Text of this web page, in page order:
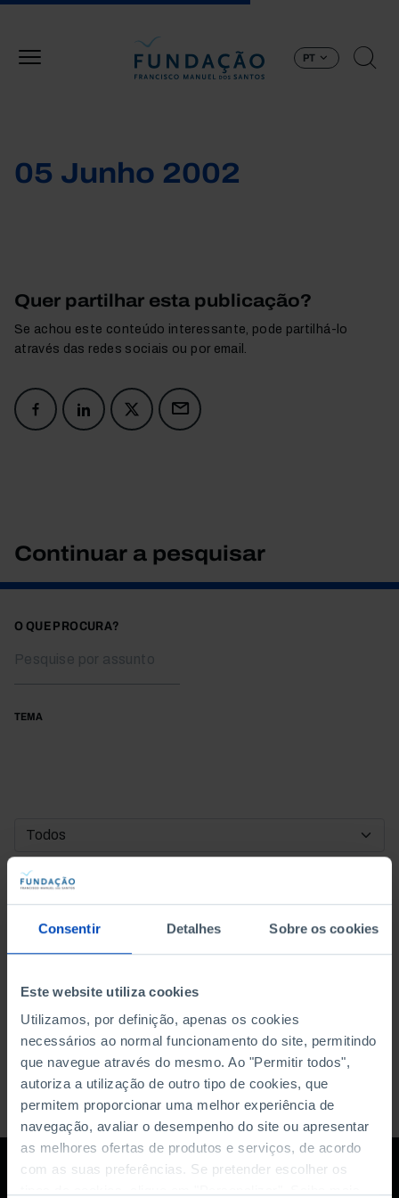
Consentir Detalhes Sobre os cookies
Este website utiliza cookies
Utilizamos, por definição, apenas os cookies
necessários ao normal funcionamento do site, permitindo
que navegue através do mesmo. Ao "Permitir todos",
autoriza a utilização de outro tipo de cookies, que
permitem proporcionar uma melhor experiência de
navegação, avaliar o desempenho do site ou apresentar
as melhores ofertas de produtos e serviços, de acordo
com as suas preferências. Se pretender escolher os
PT
05 Junho 2002
Quer partilhar esta publicação?
Se achou este conteúdo interessante, pode partilhá-lo
através das redes sociais ou por email.
Continuar a pesquisar
O QUE PROCURA?
TEMA
DATA DE INÍCIO
DATA DE FIM